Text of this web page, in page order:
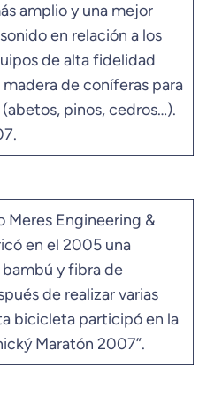
amplio y una mejor
en relación a los
de alta fidelidad
de coníferas para
pinos, cedros…).
Meres Engineering &
en el 2005 una
y fibra de
de realizar varias
bicicleta participó en la
Maratón 2007”.